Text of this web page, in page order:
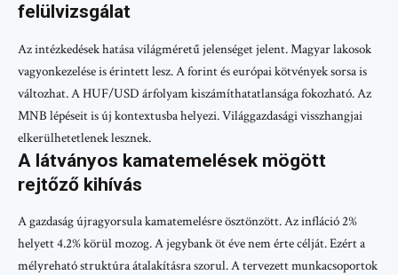
felülvizsgálat
Az intézkedések hatása világméretű jelenséget jelent. Magyar lakosok
vagyonkezelése is érintett lesz. A forint és európai kötvények sorsa is
változhat. A HUF/USD árfolyam kiszámíthatatlansága fokozható. Az
MNB lépéseit is új kontextusba helyezi. Világgazdasági visszhangjai
elkerülhetetlenek lesznek.
A látványos kamatemelések mögött
rejtőző kihívás
A gazdaság újragyorsula kamatemelésre ösztönzött. Az infláció 2%
helyett 4.2% körül mozog. A jegybank öt éve nem érte célját. Ezért a
mélyreható struktúra átalakításra szorul. A tervezett munkacsoportok